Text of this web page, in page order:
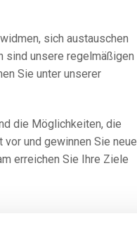
sich austauschen
sind unsere regelmäßigen
Sie unter unserer
die Möglichkeiten, die
und gewinnen Sie neue
erreichen Sie Ihre Ziele